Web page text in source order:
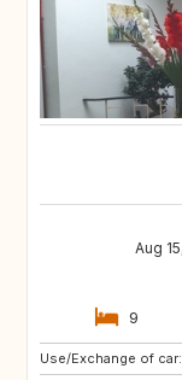
Aug
9
Use/Exchange of car:
FI